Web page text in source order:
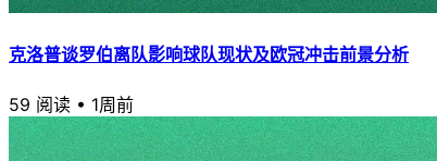
克洛普谈罗伯离队影响球队现状及欧冠冲击前景分析
59 阅读 • 1周前